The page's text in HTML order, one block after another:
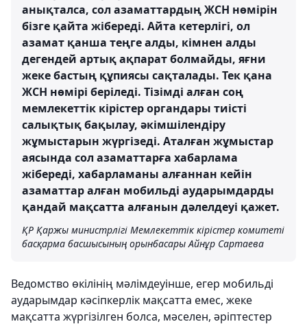
анықталса, сол азаматтардың ЖСН нөмірін
бізге қайта жібереді. Айта кетерлігі, ол
азамат қанша теңге алды, кімнен алды
дегендей артық ақпарат болмайды, яғни
жеке бастың құпиясы сақталады. Тек қана
ЖСН нөмірі беріледі. Тізімді алған соң
мемлекеттік кірістер органдары тиісті
салықтық бақылау, әкімшілендіру
жұмыстарын жүргізеді. Аталған жұмыстар
аясында сол азаматтарға хабарлама
жібереді, хабарламаны алғаннан кейін
азаматтар алған мобильді аударымдарды
қандай мақсатта алғанын дәлелдеуі қажет.
ҚР Қаржы министрлігі Мемлекеттік кірістер комитеті
басқарма басшысының орынбасары Айнұр Сартаева
Ведомство өкілінің мәлімдеуінше, егер мобильді
аударымдар кәсіпкерлік мақсатта емес, жеке
мақсатта жүргізілген болса, мәселен, әріптестер